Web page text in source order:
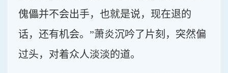
傀儡并不会出手，也就是说，现在退的
话，还有机会。”萧炎沉吟了片刻，突然偏
过头，对着众人淡淡的道。